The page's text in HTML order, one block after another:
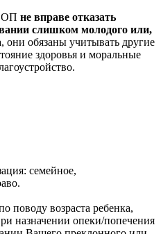
не вправе отказать
слишком молодого или,
, они обязаны учитывать другие
здоровья и моральные
семейное,
поводу возраста ребенка,
назначении опеки/попечения